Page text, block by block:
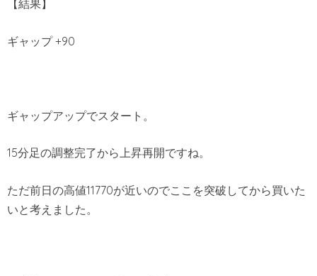
【結果】
ギャップ +90
ギャップアップでスタート。
15分足の調整完了から上昇再開ですね。
ただ前日の高値11770が近いのでここを突破してから買いた
いと考えました。